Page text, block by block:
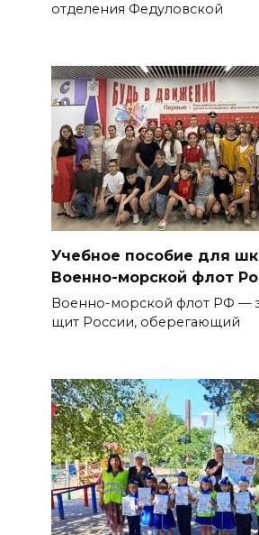
отделения Федуловской
Учебное пособие для
Военно-морской флот
Военно-морской флот РФ —
щит России, оберегающий